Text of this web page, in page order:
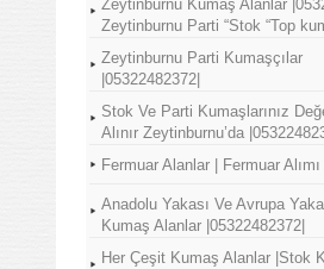
Zeytinburnu Kumaş Alanlar
Zeytinburnu Parti “Stok “Top
Zeytinburnu Parti Kumaşçılar
|05322482372|
Stok Ve Parti Kumaşlarınız
Alınır Zeytinburnu’da
Fermuar Alanlar | Fermuar
Anadolu Yakası Ve Avrupa
Kumaş Alanlar |05322482372|
Her Çeşit Kumaş Alanlar |Stok